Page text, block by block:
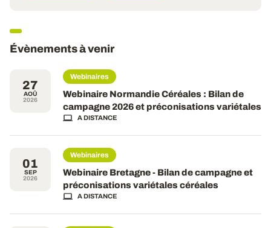
Évènements à venir
27
AOÛ
2026
Webinaires
Webinaire Normandie Céréales : Bilan de
campagne 2026 et préconisations variétales
A DISTANCE
01
SEP
2026
Webinaires
Webinaire Bretagne - Bilan de campagne et
préconisations variétales céréales
A DISTANCE